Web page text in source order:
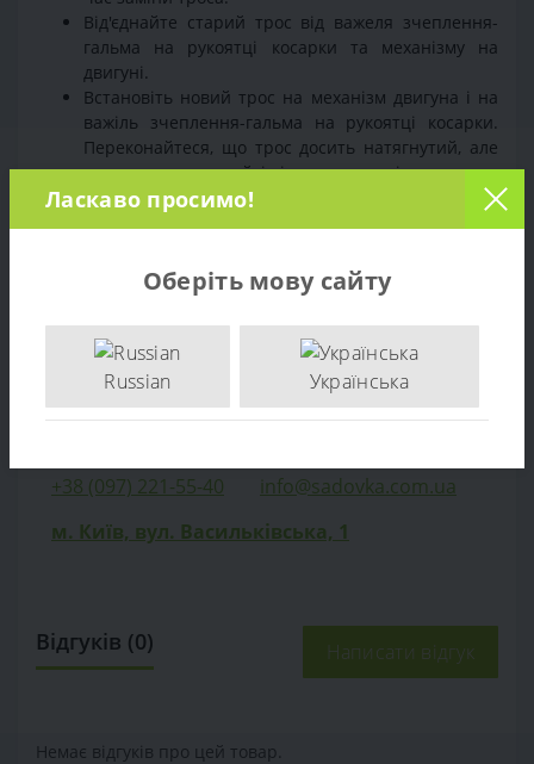
Від'єднайте старий трос від важеля зчеплення-
гальма на рукоятці косарки та механізму на
двигуні.
Встановіть новий трос на механізм двигуна і на
важіль зчеплення-гальма на рукоятці косарки.
Переконайтеся, що трос досить натягнутий, але
не перенапружений, і він рухається вільно.
Перевірте роботу троса, натискаючи на важіль
колеса косарки повертаються при необхідності.
Якщо все працює правильно, закріпіть новий
трос на косарці, використовуючи елементи
кріплення.
Якщо ви не впевнені у своїй здатності виконати це
завдання, краще звернутися за допомогою до
+38 (097) 221-55-40
info@sadovka.com.ua
м. Київ, вул. Васильківська, 1
Відгуків (0) Написати відгук
Немає відгуків про цей товар.
Ласкаво просимо!
Оберіть мову сайту
Russian Українська